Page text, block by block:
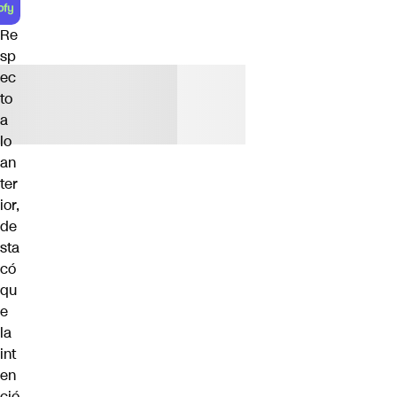
Re
sp
ec
to
a
lo
an
ter
ior,
de
sta
có
qu
e
la
int
en